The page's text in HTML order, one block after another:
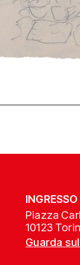
INGRESSO
Piazza
10123
Guarda